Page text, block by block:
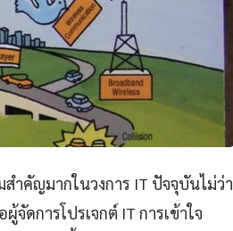
ำคัญมากในวงการ IT ปัจจุบันไม่ว่า
จัดการโปรเจกต์ IT การเข้าใจ